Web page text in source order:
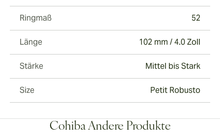
Ringmaß 52
Länge 102 mm / 4.0 Zoll
Stärke Mittel bis Stark
Size Petit Robusto
Cohiba Andere Produkte